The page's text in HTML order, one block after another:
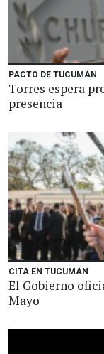
PACTO DE TUCUMÁN
Torres espera
presencia
CITA EN TUCUMÁN
El Gobierno
Mayo